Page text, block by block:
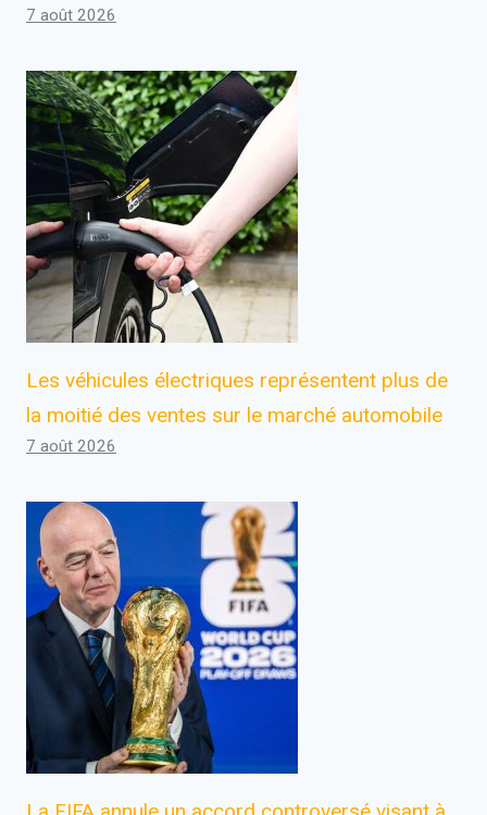
7 août 2026
Les véhicules électriques représentent plus de
la moitié des ventes sur le marché automobile
7 août 2026